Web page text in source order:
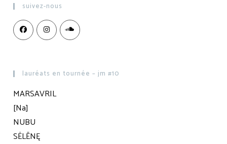
suivez-nous
lauréats en tournée – jm #10
MARSAVRIL
[Na]
NUBU
SĖLĒNĘ